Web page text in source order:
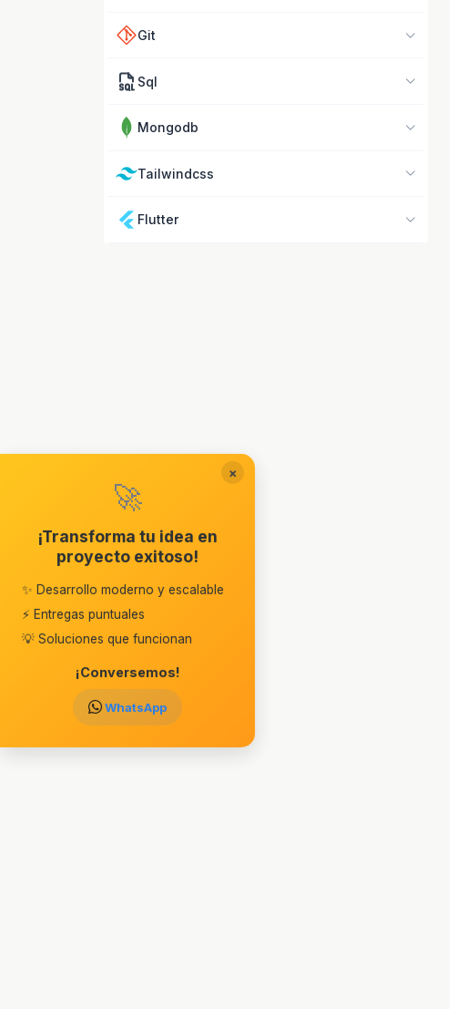
Git
Sql
Mongodb
Tailwindcss
Flutter
×
🚀
¡Transforma tu idea en
proyecto exitoso!
✨ Desarrollo moderno y escalable
⚡ Entregas puntuales
💡 Soluciones que funcionan
¡Conversemos!
WhatsApp